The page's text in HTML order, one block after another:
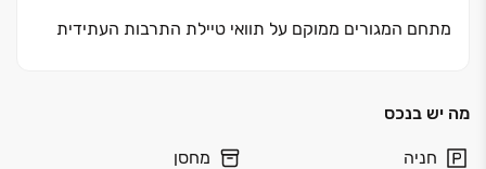
מתחם המגורים ממוקם על תוואי טיילת התרבות העתידית
אבל זה לא רק הלוקיישן
מה יש בנכס
חניה מחסן